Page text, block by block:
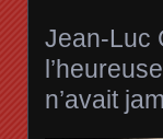
Jean-Luc
n’avait